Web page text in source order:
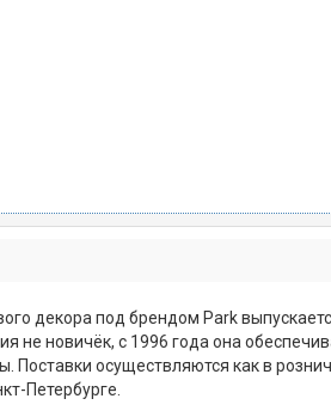
декора под брендом Park
не новичёк, с 1996 года она
Поставки осуществляются как в
Петербурге.